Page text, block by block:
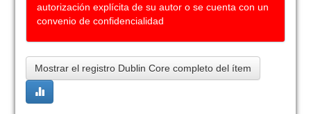
autorización explícita de su autor o se cuenta con un
convenio de confidencialidad
Mostrar el registro Dublin Core completo del ítem